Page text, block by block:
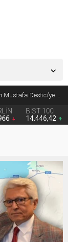
BIST 100
14.446,42